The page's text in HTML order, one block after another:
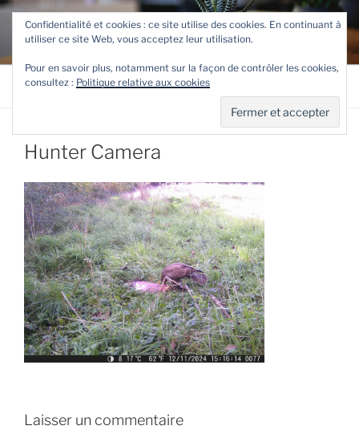
Aller
contenu
principal
TETEVE.FR
Le site de Teteve
Menu
Hunter Camera
Laisser un commentaire
Confidentialité et cookies : ce site utilise des cookies. En continuant à
utiliser ce site Web, vous acceptez leur utilisation.
Pour en savoir plus, notamment sur la façon de contrôler les cookies,
consultez : Politique relative aux cookies